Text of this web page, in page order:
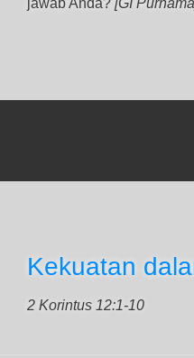
jawab Anda? [GI
Kekuatan
2 Korintus 12:1-10